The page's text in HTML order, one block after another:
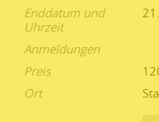
Enddatum und
Uhrzeit
Anmeldungen
Preis
Ort